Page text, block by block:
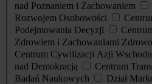
nad Poznaniem i Zachowaniem
Rozwojem Osobowości
Podejmowania Decyzji
Zdrowiem i Zachowaniami
Centrum Cywilizacji Azji
nad Demokracją
Centrum
Badań Naukowych
Dział